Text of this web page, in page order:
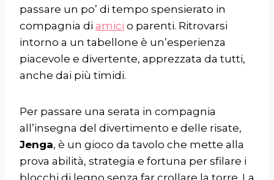
passare un po’ di tempo spensierato in
compagnia di amici o parenti. Ritrovarsi
intorno a un tabellone è un’esperienza
piacevole e divertente, apprezzata da tutti,
anche dai più timidi.
Per passare una serata in compagnia
all’insegna del divertimento e delle risate,
Jenga, è un gioco da tavolo che mette alla
prova abilità, strategia e fortuna per sfilare i